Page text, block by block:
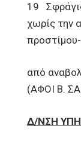
19
χωρίς την
προστίμου-
από
(ΑΦΟΙ Β.
Δ/ΝΣΗ